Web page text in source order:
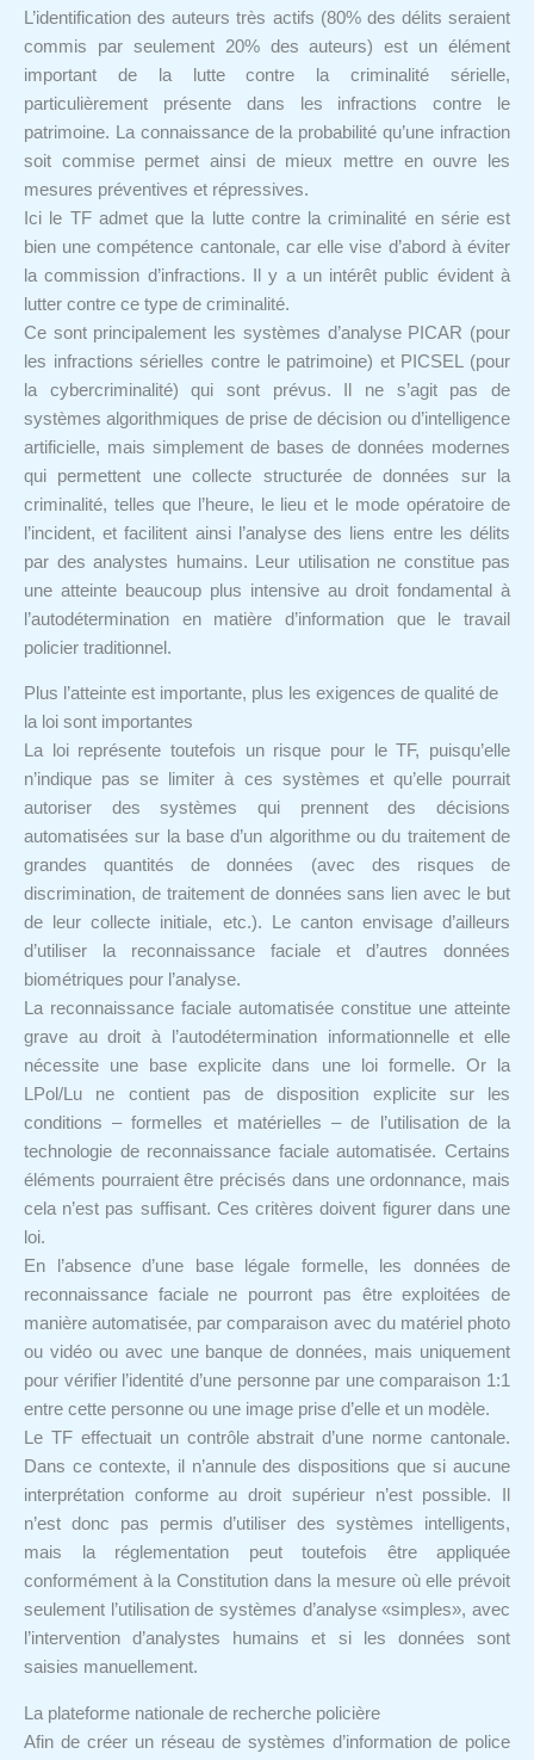
L’identification des auteurs très actifs (80% des délits seraient
commis par seulement 20% des auteurs) est un élément
important de la lutte contre la criminalité sérielle,
particulièrement présente dans les infractions contre le
patrimoine. La connaissance de la probabilité qu’une infraction
soit commise permet ainsi de mieux mettre en ouvre les
mesures préventives et répressives.
Ici le TF admet que la lutte contre la criminalité en série est
bien une compétence cantonale, car elle vise d’abord à éviter
la commission d’infractions. Il y a un intérêt public évident à
lutter contre ce type de criminalité.
Ce sont principalement les systèmes d’analyse PICAR (pour
les infractions sérielles contre le patrimoine) et PICSEL (pour
la cybercriminalité) qui sont prévus. Il ne s’agit pas de
systèmes algorithmiques de prise de décision ou d’intelligence
artificielle, mais simplement de bases de données modernes
qui permettent une collecte structurée de données sur la
criminalité, telles que l’heure, le lieu et le mode opératoire de
l’incident, et facilitent ainsi l’analyse des liens entre les délits
par des analystes humains. Leur utilisation ne constitue pas
une atteinte beaucoup plus intensive au droit fondamental à
l’autodétermination en matière d’information que le travail
policier traditionnel.
Plus l’atteinte est importante, plus les exigences de qualité de
la loi sont importantes
La loi représente toutefois un risque pour le TF, puisqu’elle
n’indique pas se limiter à ces systèmes et qu’elle pourrait
autoriser des systèmes qui prennent des décisions
automatisées sur la base d’un algorithme ou du traitement de
grandes quantités de données (avec des risques de
discrimination, de traitement de données sans lien avec le but
de leur collecte initiale, etc.). Le canton envisage d’ailleurs
d’utiliser la reconnaissance faciale et d’autres données
biométriques pour l’analyse.
La reconnaissance faciale automatisée constitue une atteinte
grave au droit à l’autodétermination informationnelle et elle
nécessite une base explicite dans une loi formelle. Or la
LPol/Lu ne contient pas de disposition explicite sur les
conditions – formelles et matérielles – de l’utilisation de la
technologie de reconnaissance faciale automatisée. Certains
éléments pourraient être précisés dans une ordonnance, mais
cela n’est pas suffisant. Ces critères doivent figurer dans une
loi.
En l’absence d’une base légale formelle, les données de
reconnaissance faciale ne pourront pas être exploitées de
manière automatisée, par comparaison avec du matériel photo
ou vidéo ou avec une banque de données, mais uniquement
pour vérifier l’identité d’une personne par une comparaison 1:1
entre cette personne ou une image prise d’elle et un modèle.
Le TF effectuait un contrôle abstrait d’une norme cantonale.
Dans ce contexte, il n’annule des dispositions que si aucune
interprétation conforme au droit supérieur n’est possible. Il
n’est donc pas permis d’utiliser des systèmes intelligents,
mais la réglementation peut toutefois être appliquée
conformément à la Constitution dans la mesure où elle prévoit
seulement l’utilisation de systèmes d’analyse «simples», avec
l’intervention d’analystes humains et si les données sont
saisies manuellement.
La plateforme nationale de recherche policière
Afin de créer un réseau de systèmes d’information de police